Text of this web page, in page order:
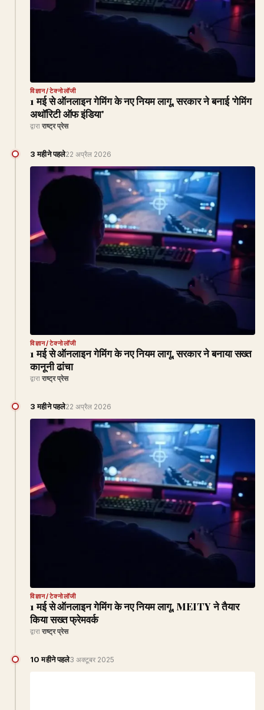
विज्ञान/टेक्नोलॉजी
1 मई से ऑनलाइन गेमिंग के नए नियम लागू, सरकार ने बनाई 'गेमिंग
अथॉरिटी ऑफ इंडिया'
द्वारा राष्ट्र प्रेस
3 महीने पहले22 अप्रैल 2026
विज्ञान/टेक्नोलॉजी
1 मई से ऑनलाइन गेमिंग के नए नियम लागू, सरकार ने बनाया सख्त
कानूनी ढांचा
द्वारा राष्ट्र प्रेस
3 महीने पहले22 अप्रैल 2026
विज्ञान/टेक्नोलॉजी
1 मई से ऑनलाइन गेमिंग के नए नियम लागू, MEITY ने तैयार
किया सख्त फ्रेमवर्क
द्वारा राष्ट्र प्रेस
10 महीने पहले3 अक्टूबर 2025